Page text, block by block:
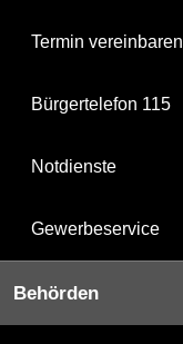
Termin vereinbaren
Bürgertelefon 115
Notdienste
Gewerbeservice
Behörden